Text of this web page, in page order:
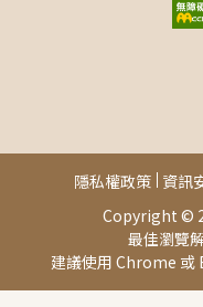
Copyright ©
最佳瀏覽
建議使用 Chrome 或
隱私權政策 資訊